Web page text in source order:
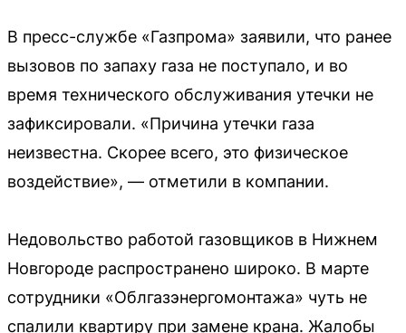
В пресс-службе «Газпрома» заявили, что ранее
вызовов по запаху газа не поступало, и во
время технического обслуживания утечки не
зафиксировали. «Причина утечки газа
неизвестна. Скорее всего, это физическое
воздействие», — отметили в компании.
Недовольство работой газовщиков в Нижнем
Новгороде распространено широко. В марте
сотрудники «Облгазэнергомонтажа» чуть не
спалили квартиру при замене крана. Жалобы